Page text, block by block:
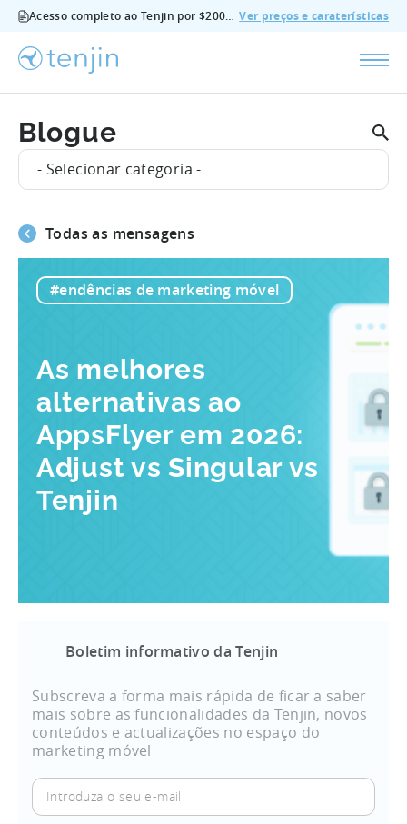
Acesso completo ao Tenjin por $200/mês - todas as funcionalidades, sem suplementos, cancelar em qualquer altura. Ver preços e caraterísticas
Blogue
- Selecionar categoria -
Todas as mensagens
#endências de marketing móvel
As melhores
alternativas ao
AppsFlyer em 2026:
Adjust vs Singular vs
Tenjin
Boletim informativo da Tenjin
Subscreva a forma mais rápida de ficar a saber
mais sobre as funcionalidades da Tenjin, novos
conteúdos e actualizações no espaço do
marketing móvel
Introduza
o